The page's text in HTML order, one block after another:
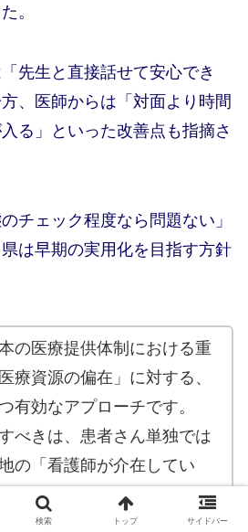
。
先生と直接話せて安心でき
、医師からは「対面より時間
る」といった改善点も指摘さ
チェック程度なら問題ない」
は早期の実用化を目指す方針
の医療提供体制における重
療資源の偏在」に対する、
有効なアプローチです。
べきは、患者さん単独では
の「看護師が介在してい
。
専門的な機器の操作やバイタ
検索 トップ サイドバー